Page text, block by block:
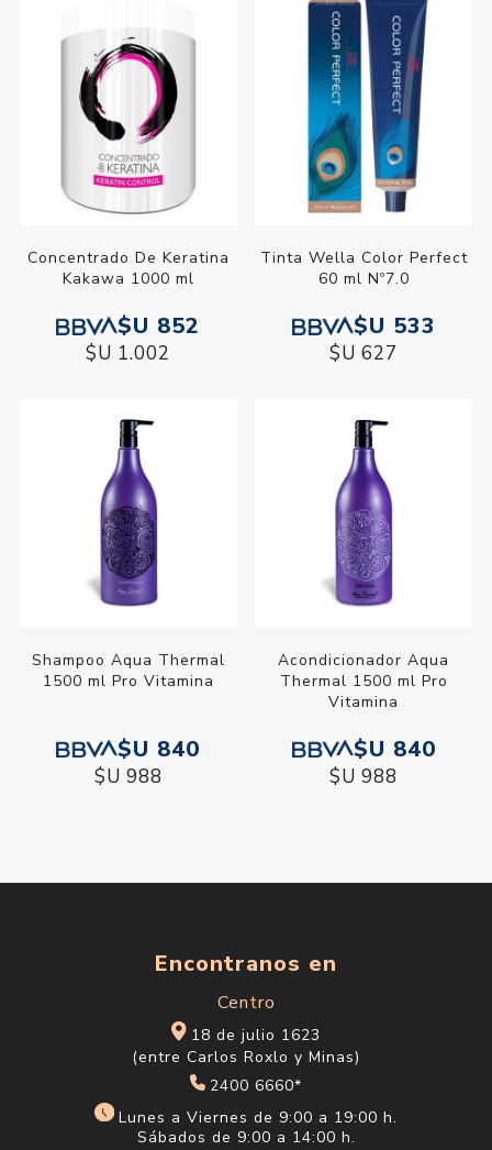
Concentrado De Keratina
Kakawa 1000 ml
$U 852
$U 1.002
Tinta Wella Color Perfect
60 ml Nº7.0
$U 533
$U 627
Shampoo Aqua Thermal
1500 ml Pro Vitamina
$U 840
$U 988
Acondicionador Aqua
Thermal 1500 ml Pro
Vitamina
$U 840
$U 988
Encontranos en
Centro
18 de julio 1623
(entre Carlos Roxlo y Minas)
2400 6660*
Lunes a Viernes de 9:00 a 19:00 h.
Sábados de 9:00 a 14:00 h.